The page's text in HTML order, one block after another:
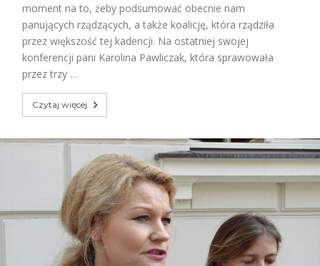
moment na to, żeby podsumować obecnie nam
panujących rządzących, a także koalicję, która rządziła
przez większość tej kadencji. Na ostatniej swojej
konferencji pani Karolina Pawliczak, która sprawowała
przez trzy …
Czytaj więcej